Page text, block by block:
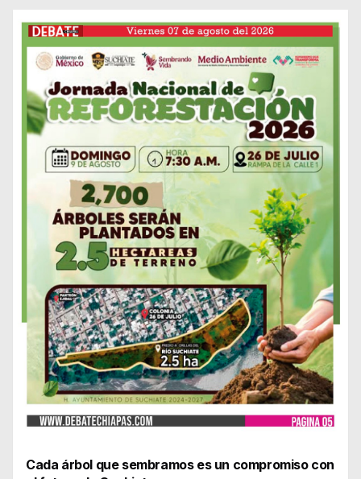
Cada árbol que sembramos es un compromiso con